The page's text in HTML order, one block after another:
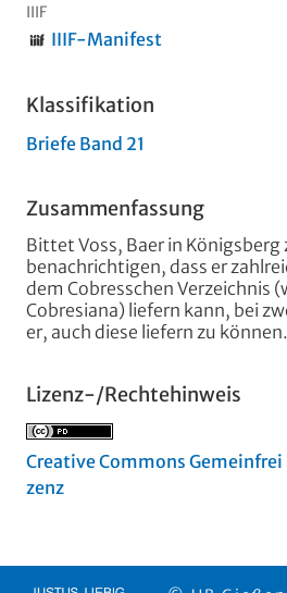
IIIF
IIIF-Manifest
Klassifikation
Briefe Band 21
Zusammenfassung
Bittet Voss, Baer in Königsberg
benachrichtigen, dass er
dem Cobresschen Verzeichnis
Cobresiana) liefern kann, bei
er, auch diese liefern zu können.
Lizenz-/Rechtehinweis
Creative Commons
zenz